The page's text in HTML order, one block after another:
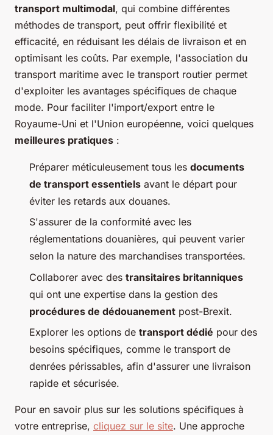
transport multimodal, qui combine différentes
méthodes de transport, peut offrir flexibilité et
efficacité, en réduisant les délais de livraison et en
optimisant les coûts. Par exemple, l'association du
transport maritime avec le transport routier permet
d'exploiter les avantages spécifiques de chaque
mode. Pour faciliter l'import/export entre le
Royaume-Uni et l'Union européenne, voici quelques
meilleures pratiques :
Préparer méticuleusement tous les documents
de transport essentiels avant le départ pour
éviter les retards aux douanes.
S'assurer de la conformité avec les
réglementations douanières, qui peuvent varier
selon la nature des marchandises transportées.
Collaborer avec des transitaires britanniques
qui ont une expertise dans la gestion des
procédures de dédouanement post-Brexit.
Explorer les options de transport dédié pour des
besoins spécifiques, comme le transport de
denrées périssables, afin d'assurer une livraison
rapide et sécurisée.
Pour en savoir plus sur les solutions spécifiques à
votre entreprise, cliquez sur le site. Une approche